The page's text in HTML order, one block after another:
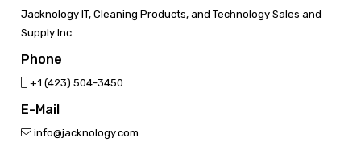
Jacknology IT, Cleaning Products, and Technology Sales and
Supply Inc.
Phone
‎+1 (423) 504-3450
E-Mail
info@jacknology.com